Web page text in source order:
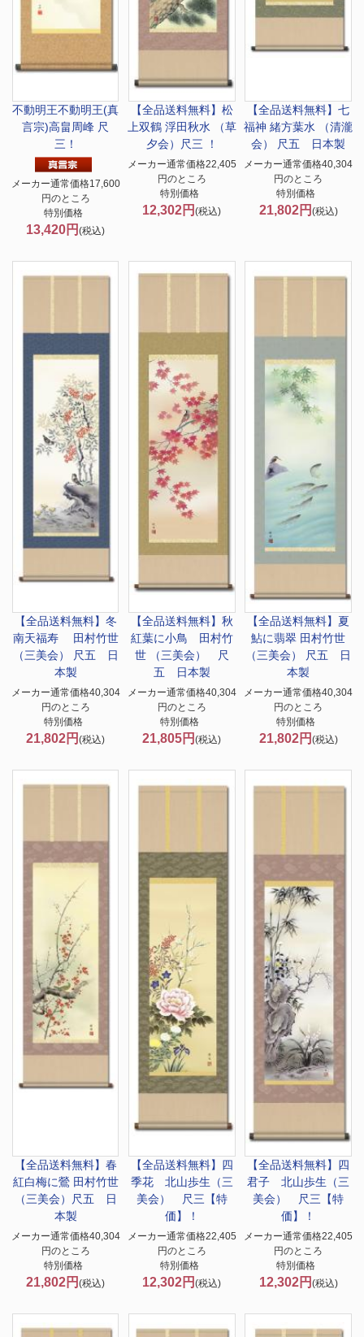
不動明王不動明王(真
言宗)高畠周峰 尺
三！
メーカー通常価格17,600
円のところ
特別価格
13,420円(税込)
【全品送料無料】 松
上双鶴 浮田秋水 （草
夕会）尺三 ！
メーカー通常価格22,405
円のところ
特別価格
12,302円(税込)
【全品送料無料】七
福神 緒方葉水 （清瀧
会） 尺五 日本製
メーカー通常価格40,304
円のところ
特別価格
21,802円 (税込)
【全品送料無料】冬
南天福寿 田村竹世
（三美会） 尺五 日
本製
メーカー通常価格40,304
円のところ
特別価格
21,802円(税込)
【全品送料無料】秋
紅葉に小鳥 田村竹
世 （三美会） 尺
五 日本製
メーカー通常価格40,304
円のところ
特別価格
21,805円(税込)
【全品送料無料】夏
鮎に翡翠 田村竹世
（三美会） 尺五 日
本製
メーカー通常価格40,304
円のところ
特別価格
21,802円 (税込)
【全品送料無料】春
紅白梅に鶯 田村竹世
（三美会）尺五 日
本製
メーカー通常価格40,304
円のところ
特別価格
21,802円(税込)
【全品送料無料】 四
季花 北山歩生（三
美会） 尺三【特
価】！
メーカー通常価格22,405
円のところ
特別価格
12,302円(税込)
【全品送料無料】 四
君子 北山歩生（三
美会） 尺三【特
価】！
メーカー通常価格22,405
円のところ
特別価格
12,302円 (税込)